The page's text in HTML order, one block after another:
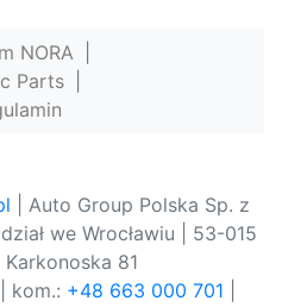
NORA
Parts
| Auto Group Polska Sp. z
we Wrocławiu | 53-015
Karkonoska 81
| kom.: +48 663 000 701